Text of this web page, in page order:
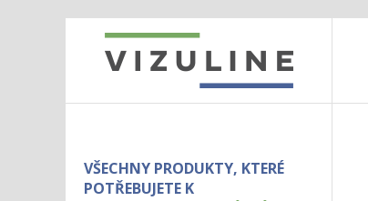
VŠECHNY PRODUKTY, KTERÉ
POTŘEBUJETE K